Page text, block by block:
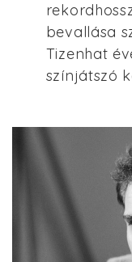
bevallása
Tizenhat
színjátszó